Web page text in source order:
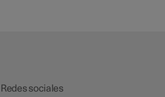
Redes sociales